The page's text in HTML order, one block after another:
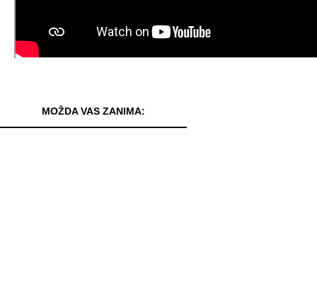
MOŽDA VAS ZANIMA: